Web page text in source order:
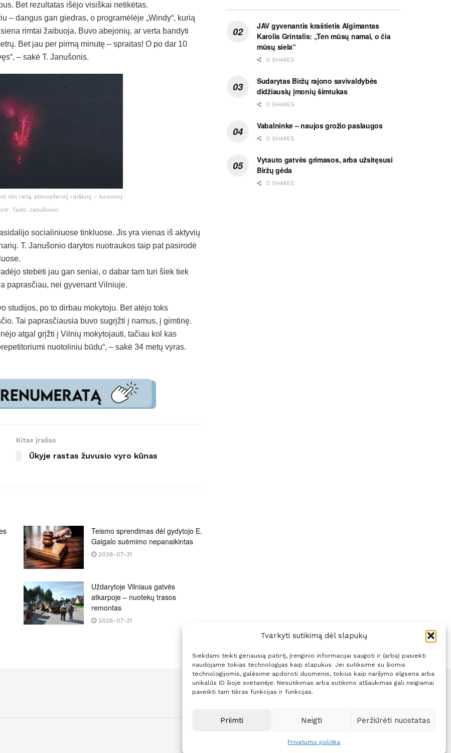
Tvarkyti sutikimą dėl slapukų
Siekdami teikti geriausią patirtį, įrenginio informacijai saugoti ir (arba) pasiekti
naudojame tokias technologijas kaip slapukus. Jei sutiksime su šiomis
technologijomis, galėsime apdoroti duomenis, tokius kaip naršymo elgsena arba
unikalūs ID šioje svetainėje. Nesutikimas arba sutikimo atšaukimas gali neigiamai
paveikti tam tikras funkcijas ir funkcijas.
Priimti Neigti Peržiūrėti nuostatas
Privatumo politka
Bet rezultatas išėjo visiškai netikėtas.
– dangus gan giedras, o programėlėje „Windy“, kurią
rimtai žaibuoja. Buvo abejonių, ar verta bandyti
Bet jau per pirmą minutę – spraitas! O po dar 10
– sakė T. Janušonis.
itin retą atmosferinį reiškinį – kosminį
Tado Janušonio
socialiniuose tinkluose. Jis yra vienas iš aktyvių
T. Janušonio darytos nuotraukos taip pat pasirodė
stebėti jau gan seniai, o dabar tam turi šiek tiek
paprasčiau, nei gyvenant Vilniuje.
studijos, po to dirbau mokytoju. Bet atėjo toks
Tai paprasčiausia buvo sugrįžti į namus, į gimtinę.
atgal grįžti į Vilnių mokytojauti, tačiau kol kas
nuotoliniu būdu“, – sakė 34 metų vyras.
Kitas įrašas
Ūkyje rastas žuvusio vyro kūnas
Teismo sprendimas dėl gydytojo E.
Gaigalo suėmimo nepanaikintas
2026-07-31
Uždarytoje Vilniaus gatvės
atkarpoje – nuotekų trasos
remontas
2026-07-31
JAV gyvenantis kraštietis Algimantas
Karolis Grintalis: „Ten mūsų namai, o čia
mūsų siela“
0 SHARES
Sudarytas Biržų rajono savivaldybės
didžiausių įmonių šimtukas
0 SHARES
Vabalninke – naujos grožio paslaugos
0 SHARES
Vytauto gatvės grimasos, arba užsitęsusi
Biržų gėda
0 SHARES